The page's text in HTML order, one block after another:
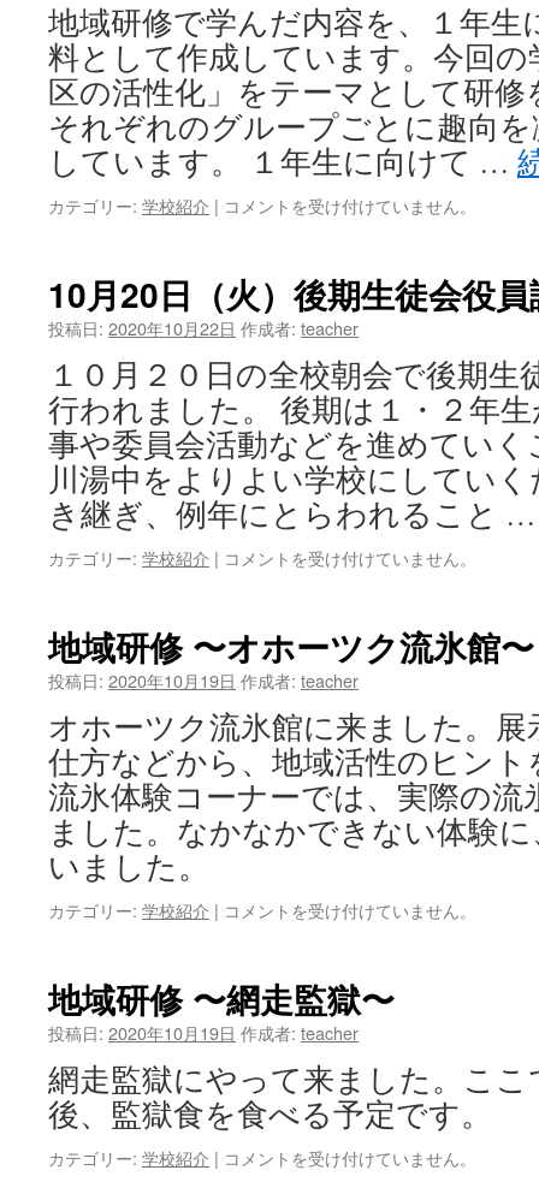
用
防
止
室
は
地域研修で学んだ内容を、１年
料として作成しています。今回
区の活性化」をテーマとして研
それぞれのグループごとに趣向
しています。 １年生に向けて …
カテゴリー: 学校紹介 | １
３
日
地
域
研
修
発
表
用
料
は
コメントを受け付けていません。
10月20日（火）後期生徒会役
投稿日: 2020年10月22日 作成者: teacher
１０月２０日の全校朝会で後期生
行われました。 後期は１・２年
事や委員会活動などを進めてい
川湯中をよりよい学校にしてい
き継ぎ、例年にとらわれること
カテゴリー: 学校紹介 | 10
（火）
後
生
徒
会
役
員
認
は
コメントを受け付けていません。
地域研修 〜オホーツク流氷館〜
投稿日: 2020年10月19日 作成者: teacher
オホーツク流氷館に来ました。
仕方などから、地域活性のヒン
流氷体験コーナーでは、実際の流
ました。なかなかできない体験
いました。
カテゴリー: 学校紹介 | 地
修
〜
オ
ー
ツ
ク
流
氷
コメントを受け付けていません。
地域研修 〜網走監獄〜
投稿日: 2020年10月19日 作成者: teacher
網走監獄にやって来ました。こ
後、監獄食を食べる予定です。
カテゴリー: 学校紹介 | 地
コメントを受け付けていません。